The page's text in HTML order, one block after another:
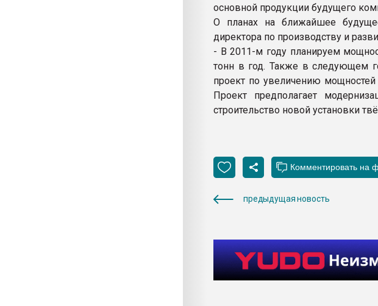
основной продукции будущего
О планах на ближайшее будущее
директора по производству и
- В 2011-м году планируем
тонн в год. Также в следующем
проект по увеличению
Проект предполагает
строительство новой установки
предыдущая новость